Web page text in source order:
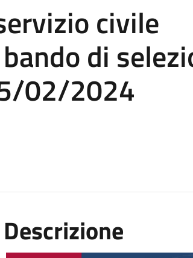
civile
di
02/2024
Descrizione